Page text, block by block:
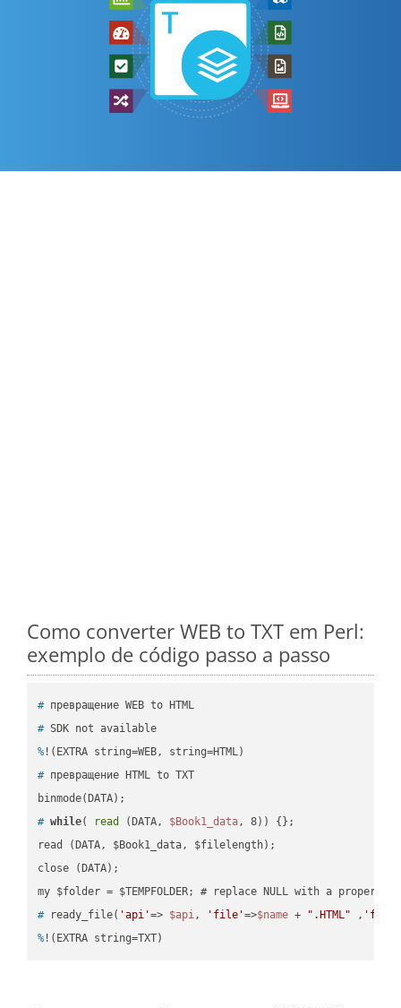
Como converter WEB to TXT em Perl:
exemplo de código passo a passo
# превращение WEB to HTML
# SDK not available
% !(EXTRA string=WEB, string=HTML)
# превращение HTML to TXT
# while( read (DATA, $Book1_data, 8)) {};
read (DATA, $Book1_data, $filelength);
close (DATA);
# ready_file( 'api'=> $api, 'file'=>$name + ".HTML" ,
% !(EXTRA string=TXT)